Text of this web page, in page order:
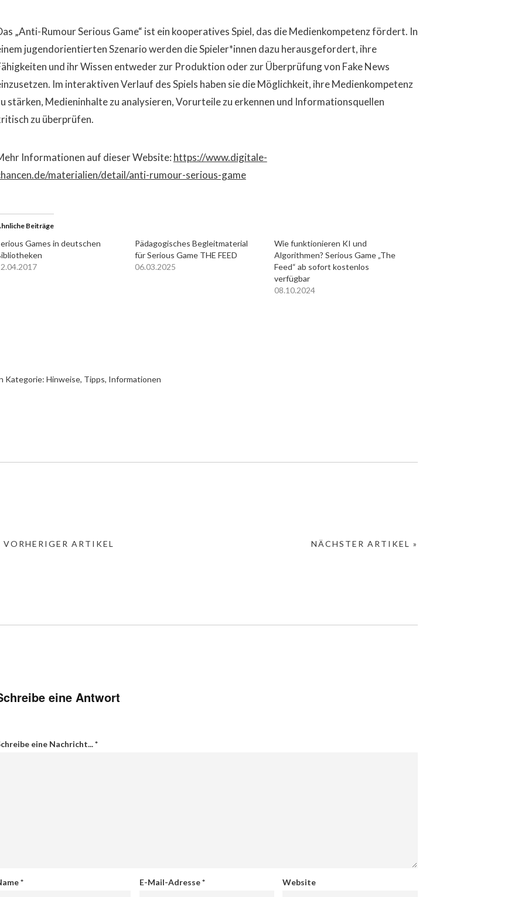
„Anti-Rumour Serious Game“ ist ein kooperatives Spiel, das die Medienkompetenz fördert. In
jugendorientierten Szenario werden die Spieler*innen dazu herausgefordert, ihre
und ihr Wissen entweder zur Produktion oder zur Überprüfung von Fake News
Im interaktiven Verlauf des Spiels haben sie die Möglichkeit, ihre Medienkompetenz
stärken, Medieninhalte zu analysieren, Vorurteile zu erkennen und Informationsquellen
zu überprüfen.
Informationen auf dieser Website: https://www.digitale-
materialien/detail/anti-rumour-serious-game
Beiträge
Games in deutschen
Pädagogisches Begleitmaterial
für Serious Game THE FEED
06.03.2025
Wie funktionieren KI und
Algorithmen? Serious Game „The
Feed“ ab sofort kostenlos
verfügbar
08.10.2024
Kategorie: Hinweise, Tipps, Informationen
NÄCHSTER ARTIKEL »
VORHERIGER ARTIKEL
eine Antwort
eine Nachricht...*
* E-Mail-Adresse* Website